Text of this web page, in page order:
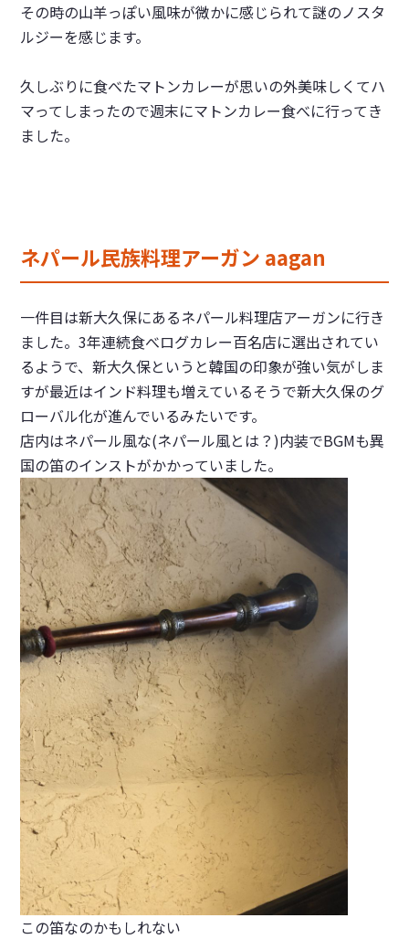
その時の山羊っぽい風味が微かに感じられて謎のノスタ
ルジーを感じます。
久しぶりに食べたマトンカレーが思いの外美味しくてハ
マってしまったので週末にマトンカレー食べに行ってき
ました。
ネパール民族料理アーガン aagan
一件目は新大久保にあるネパール料理店アーガンに行き
ました。3年連続食べログカレー百名店に選出されてい
るようで、新大久保というと韓国の印象が強い気がしま
すが最近はインド料理も増えているそうで新大久保のグ
ローバル化が進んでいるみたいです。
店内はネパール風な(ネパール風とは？)内装でBGMも異
国の笛のインストがかかっていました。
この笛なのかもしれない